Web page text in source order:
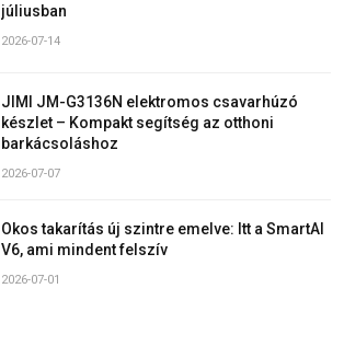
júliusban
2026-07-14
JIMI JM-G3136N elektromos csavarhúzó
készlet – Kompakt segítség az otthoni
barkácsoláshoz
2026-07-07
Okos takarítás új szintre emelve: Itt a SmartAI
V6, ami mindent felszív
2026-07-01